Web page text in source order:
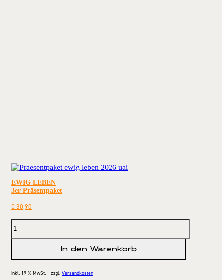
EWIG LEBEN
3er Präsentpaket
€30,90
In den Warenkorb
inkl. 19 % MwSt. zzgl. Versandkosten